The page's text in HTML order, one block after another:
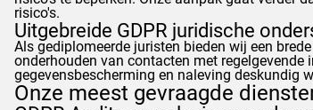
risico's.
Uitgebreide GDPR juridische
Als gediplomeerde juristen bieden wij een
onderhouden van contacten met
gegevensbescherming en naleving deskundig
Onze meest gevraagde